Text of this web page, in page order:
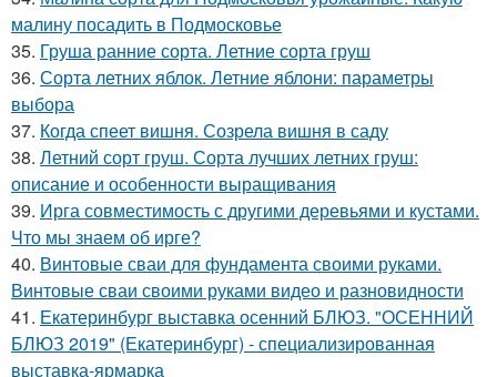
малину посадить в Подмосковье
35. Груша ранние сорта. Летние сорта груш
36. Сорта летних яблок. Летние яблони: параметры
выбора
37. Когда спеет вишня. Созрела вишня в саду
38. Летний сорт груш. Сорта лучших летних груш:
описание и особенности выращивания
39. Ирга совместимость с другими деревьями и кустами.
Что мы знаем об ирге?
40. Винтовые сваи для фундамента своими руками.
Винтовые сваи своими руками видео и разновидности
41. Екатеринбург выставка осенний БЛЮЗ. "ОСЕННИЙ
БЛЮЗ 2019" (Екатеринбург) - специализированная
выставка-ярмарка